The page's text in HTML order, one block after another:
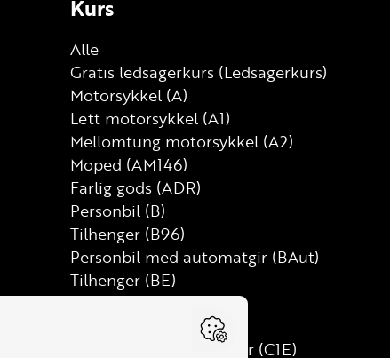
Kurs
Alle
Gratis ledsagerkurs (Ledsagerkurs)
Motorsykkel (A)
Lett motorsykkel (A1)
Mellomtung motorsykkel (A2)
Moped (AM146)
Farlig gods (ADR)
Personbil (B)
Tilhenger (B96)
Personbil med automatgir (BAut)
Tilhenger (BE)
Lastebil (C)
Lett lastebil med henger (C1E)